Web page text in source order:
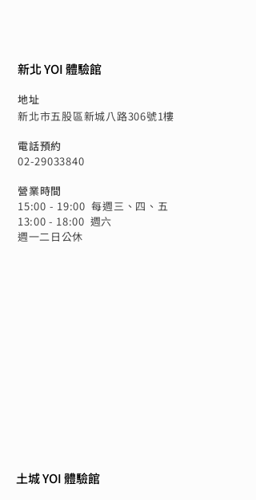
新北 YOI 體驗館
地址
新北市五股區新城八路306號1樓
電話預約
02-29033840
營業時間
15:00 - 19:00 每週三、四、五
13:00 - 18:00 週六
​週一二日公休
土城 YOI 體驗館